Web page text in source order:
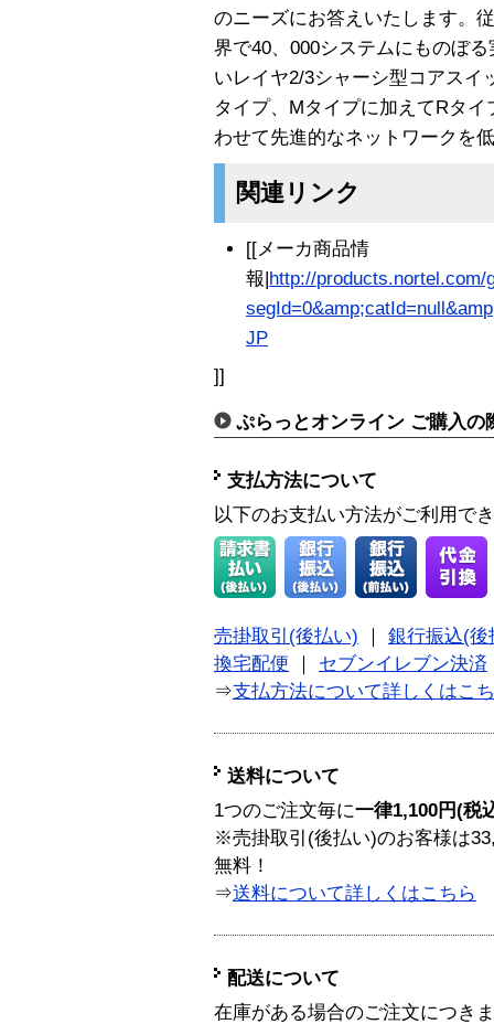
のニーズにお答えいたします。
界で40、000システムにものぼ
いレイヤ2/3シャーシ型コアスイ
タイプ、Mタイプに加えてRタ
わせて先進的なネットワークを
関連リンク
[[メーカ商品情
報|http://products.nortel.com/
JP
]]
ぷらっとオンライン ご購入の
支払方法について
以下のお支払い方法がご利用で
売掛取引(後払い) ｜ 銀行振込(後
換宅配便 ｜ セブンイレブン決済
⇒支払方法について詳しくはこ
送料について
1つのご注文毎に一律1,100円(税
※売掛取引(後払い)のお客様は
無料！
⇒送料について詳しくはこちら
配送について
在庫がある場合のご注文につき